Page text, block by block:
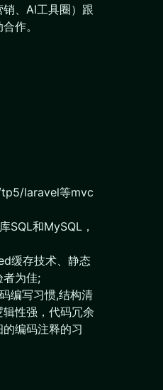
销、AI工具圈）跟
作。
tp5/laravel等mvc
SQL和MySQL，
缓存技术、静态
者为佳;
编写习惯,结构清
性强，代码冗余
编码注释的习